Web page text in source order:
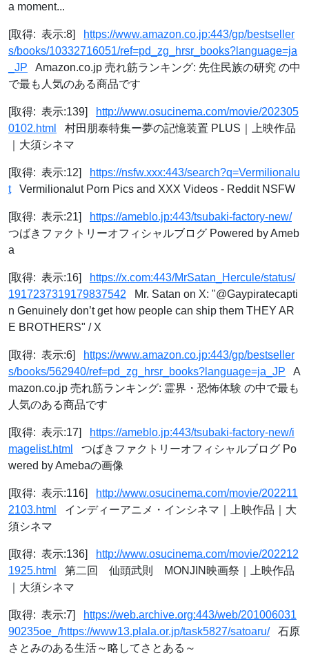
a moment...
[取得: 表示:8]
https://www.amazon.co.jp:443/gp/bestseller
s/books/10332716051/ref=pd_zg_hrsr_books?language=ja
_JP Amazon.co.jp 売れ筋ランキング: 先住民族の研究 の中
で最も人気のある商品です
[取得: 表示:139]
http://www.osucinema.com/movie/202305
0102.html
村田朋泰特集ー夢の記憶装置 PLUS｜上映作品
｜大須シネマ
[取得: 表示:12]
https://nsfw.xxx:443/search?q=Vermilionalu
tVermilionalut Porn Pics and XXX Videos - Reddit NSFW
[取得: 表示:21]
https://ameblo.jp:443/tsubaki-factory-new/
つばきファクトリーオフィシャルブログ Powered by Ameb
a
[取得: 表示:16]
https://x.com:443/MrSatan_Hercule/status/
1917237319179837542 Mr. Satan on X: "@Gaypiratecapti
n Genuinely don’t get how people can ship them THEY AR
E BROTHERS" / X
[取得: 表示:6]
https://www.amazon.co.jp:443/gp/bestseller
s/books/562940/ref=pd_zg_hrsr_books?language=ja_JP A
mazon.co.jp 売れ筋ランキング: 霊界・恐怖体験 の中で最も
人気のある商品です
[取得: 表示:17]
https://ameblo.jp:443/tsubaki-factory-new/i
magelist.html
つばきファクトリーオフィシャルブログ Po
wered by Amebaの画像
[取得: 表示:116]
http://www.osucinema.com/movie/202211
2103.html
インディーアニメ・インシネマ｜上映作品｜大
須シネマ
[取得: 表示:136]
http://www.osucinema.com/movie/202212
1925.html
第二回 仙頭武則 MONJIN映画祭｜上映作品
｜大須シネマ
[取得: 表示:7]
https://web.archive.org:443/web/201006031
90235oe_/https://www13.plala.or.jp/task5827/satoaru/石原
さとみのある生活～略してさとある～